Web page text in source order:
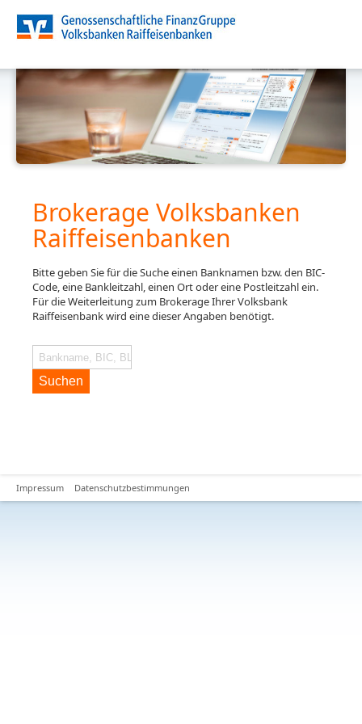
Brokerage Volksbanken
Raiffeisenbanken
Bitte geben Sie für die Suche einen Banknamen bzw. den BIC-
Code, eine Bankleitzahl, einen Ort oder eine Postleitzahl ein.
Für die Weiterleitung zum Brokerage Ihrer Volksbank
Raiffeisenbank wird eine dieser Angaben benötigt.
Suchen
Impressum Datenschutzbestimmungen